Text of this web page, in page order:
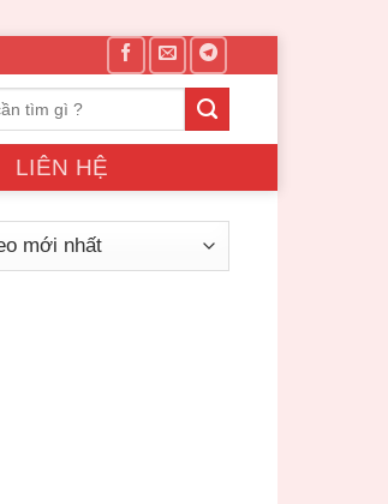
LIÊN HỆ